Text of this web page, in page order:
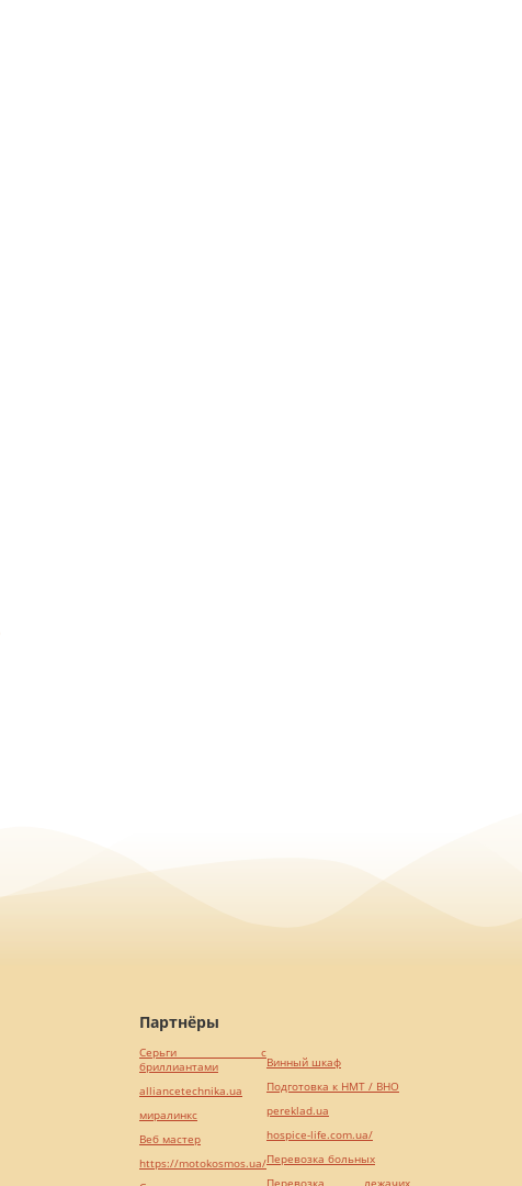
Партнёры
Серьги с
бриллиантами
alliancetechnika.ua
миралинкс
Веб мастер
https://motokosmos.ua/
Винный шкаф
Подготовка к НМТ / ВНО
pereklad.ua
hospice-life.com.ua/
Перевозка больных
Перевозка лежачих